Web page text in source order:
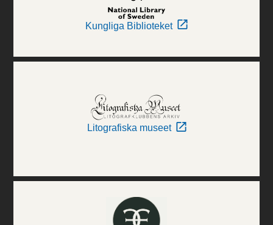
Kungliga Biblioteket
Litografiska museet